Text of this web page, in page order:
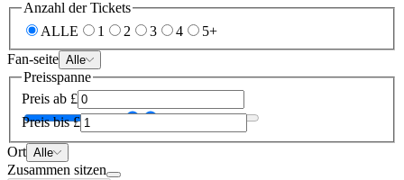
Anzahl der Tickets
ALLE
1 2 3 4
5+
Fan-seite Alle
Preisspanne
Preis ab £
Preis bis £
Ort Alle
Zusammen sitzen